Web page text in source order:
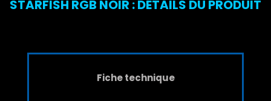
STARFISH RGB NOIR : DÉTAILS DU PRODUIT
Fiche technique